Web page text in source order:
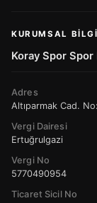
KURUMSAL
Koray Spor
Adres
Altıparmak Cad.
Vergi Dairesi
Ertuğrulgazi
Vergi No
5770490954
Ticaret Sicil No